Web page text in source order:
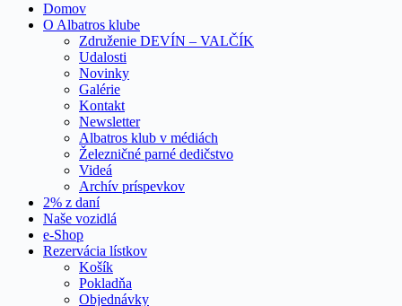
Domov
O Albatros klube
Združenie DEVÍN – VALČÍK
Udalosti
Novinky
Galérie
Kontakt
Newsletter
Albatros klub v médiách
Železničné parné dedičstvo
Videá
Archív príspevkov
2% z daní
Naše vozidlá
e-Shop
Rezervácia lístkov
Košík
Pokladňa
Objednávky